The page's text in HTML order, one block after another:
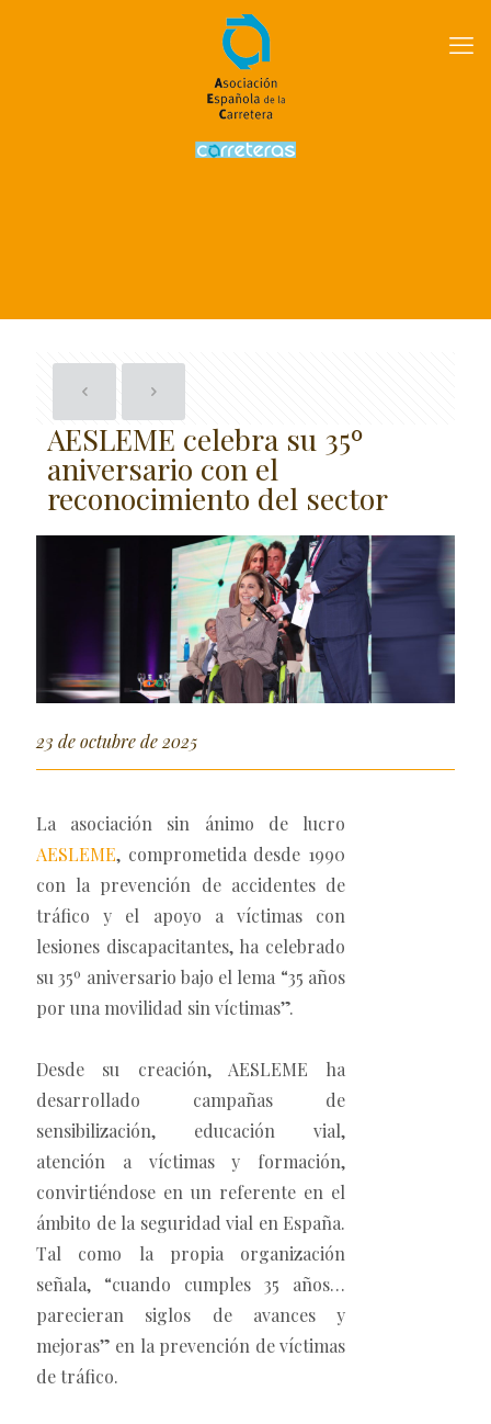
AESLEME celebra su 35º
aniversario con el
reconocimiento del sector
23 de octubre de 2025
La asociación sin ánimo de lucro
AESLEME, comprometida desde 1990
con la prevención de accidentes de
tráfico y el apoyo a víctimas con
lesiones discapacitantes, ha celebrado
su 35º aniversario bajo el lema “35 años
por una movilidad sin víctimas”.
Desde su creación, AESLEME ha
desarrollado campañas de
sensibilización, educación vial,
atención a víctimas y formación,
convirtiéndose en un referente en el
ámbito de la seguridad vial en España.
Tal como la propia organización
señala, “cuando cumples 35 años…
parecieran siglos de avances y
mejoras” en la prevención de víctimas
de tráfico.